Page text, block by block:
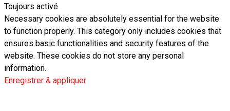
Toujours activé
Necessary cookies are absolutely essential for the website
to function properly. This category only includes cookies that
ensures basic functionalities and security features of the
website. These cookies do not store any personal
information.
Enregistrer & appliquer